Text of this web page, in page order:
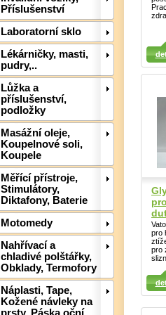
Příslušenství
Laboratorní sklo
Lékárničky, masti,
pudry,..
Lůžka a
příslušenství,
podložky
Masážní oleje,
Koupelnové soli,
Koupele
Měřící přístroje,
Stimulátory,
Diktafony, Baterie
Motomedy
Nahřívací a
chladivé polštářky,
Obklady, Termofory
Náplasti, Tape,
Kožené návleky na
Detail
pro
pro
Detail